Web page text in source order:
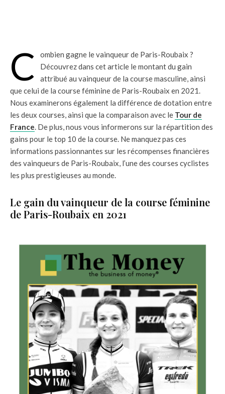
C
ombien gagne le vainqueur de Paris-Roubaix ?
Découvrez dans cet article le montant du gain
attribué au vainqueur de la course masculine, ainsi
que celui de la course féminine de Paris-Roubaix en 2021.
Nous examinerons également la différence de dotation entre
les deux courses, ainsi que la comparaison avec le Tour de
France. De plus, nous vous informerons sur la répartition des
gains pour le top 10 de la course. Ne manquez pas ces
informations passionnantes sur les récompenses financières
des vainqueurs de Paris-Roubaix, l’une des courses cyclistes
les plus prestigieuses au monde.
Le gain du vainqueur de la course féminine
de Paris-Roubaix en 2021